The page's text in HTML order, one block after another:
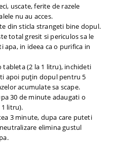
uscate, ferite de razele
nu au acces.
din sticla strangeti bine dopul.
total gresit si periculos sa le
apa, in ideea ca o purifica in
tableta (2 la 1 litru), inchideti
apoi puțin dopul pentru 5
acumulate sa scape.
30 de minute adaugati o
litru).
3 minute, dupa care puteti
elimina gustul